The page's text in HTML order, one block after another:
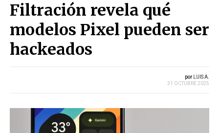
Filtración revela qué
modelos Pixel pueden ser
hackeados
por LUIS A.
31 OCTUBRE 2025